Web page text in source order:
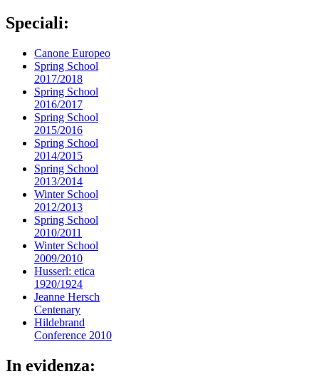
Speciali:
Canone Europeo
Spring School
2017/2018
Spring School
2016/2017
Spring School
2015/2016
Spring School
2014/2015
Spring School
2013/2014
Winter School
2012/2013
Spring School
2010/2011
Winter School
2009/2010
Husserl: etica
1920/1924
Jeanne Hersch
Centenary
Hildebrand
Conference 2010
In evidenza: